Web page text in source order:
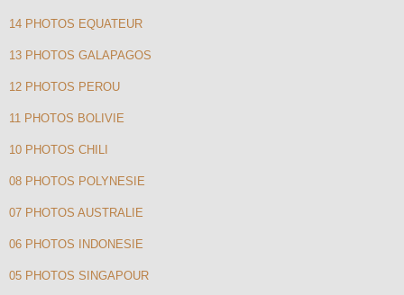
14 PHOTOS EQUATEUR
13 PHOTOS GALAPAGOS
12 PHOTOS PEROU
11 PHOTOS BOLIVIE
10 PHOTOS CHILI
08 PHOTOS POLYNESIE
07 PHOTOS AUSTRALIE
06 PHOTOS INDONESIE
05 PHOTOS SINGAPOUR